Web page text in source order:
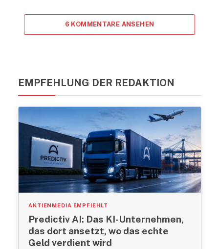
6 KOMMENTARE ANSEHEN
EMPFEHLUNG DER REDAKTION
AKTIENMEDIA EMPFIEHLT
Predictiv AI: Das KI-Unternehmen,
das dort ansetzt, wo das echte
Geld verdient wird